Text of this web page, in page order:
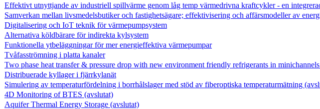
Effektivt utnyttjande av industriell spillvärme genom låg temp värmedrivna kraftcykler - en
Samverkan mellan livsmedelsbutiker och fastighetsägare; effektivisering och affärsmodeller av
Digitalisering och IoT teknik för värmepumpsystem
Alternativa köldbärare för indirekta kylsystem
Funktionella ytbeläggningar för mer energieffektiva värmepumpar
Tvåfasströmning i platta kanaler
Two phase heat transfer & pressure drop with new environment friendly refrigerants in
Distribuerade kyllager i fjärrkylanät
Simulering av temperaturfördelning i borrhålslager med stöd av fiberoptiska temperaturmätning
4D Monitoring of BTES (avslutat)
Aquifer Thermal Energy Storage (avslutat)